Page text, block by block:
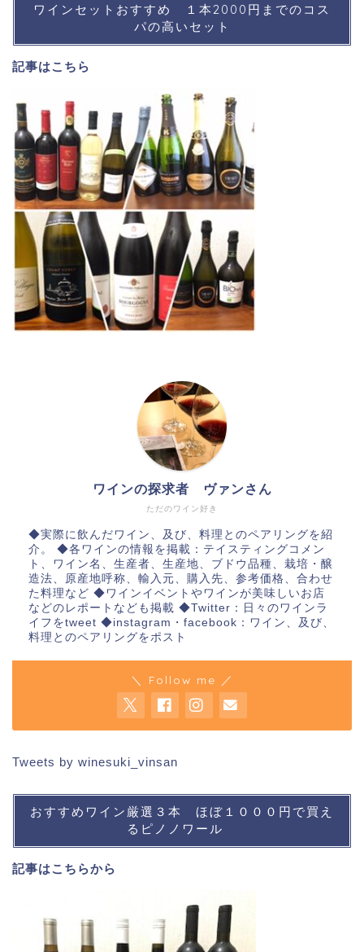
ワインセットおすすめ １本2000円までのコス
パの高いセット
記事はこちら
ただのワイン好き
ワインの探求者 ヴァンさん
◆実際に飲んだワイン、及び、料理とのペアリングを紹
介。 ◆各ワインの情報を掲載：テイスティングコメン
ト、ワイン名、生産者、生産地、ブドウ品種、栽培・醸
造法、原産地呼称、輸入元、購入先、参考価格、合わせ
た料理など ◆ワインイベントやワインが美味しいお店
などのレポートなども掲載 ◆Twitter：日々のワインラ
イフをtweet ◆instagram・facebook：ワイン、及び、
料理とのペアリングをポスト
＼ Follow me ／
Tweets by winesuki_vinsan
おすすめワイン厳選３本 ほぼ１０００円で買え
るピノノワール
記事はこちらから